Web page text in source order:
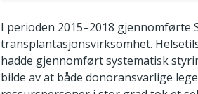
I perioden 2015–2018 gjennomførte
transplantasjonsvirksomhet.
hadde gjennomført systematisk
bilde av at både donoransvarlige